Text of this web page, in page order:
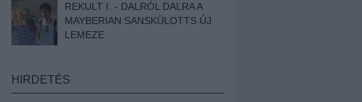
REKULT I. - DALRÓL DALRA A
MAYBERIAN SANSKÜLOTTS ÚJ
LEMEZE
HIRDETÉS